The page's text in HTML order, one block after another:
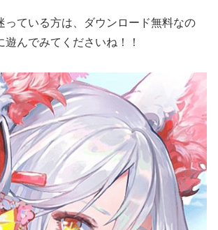
っている方は、ダウンロード無料なの
遊んでみてくださいね！！